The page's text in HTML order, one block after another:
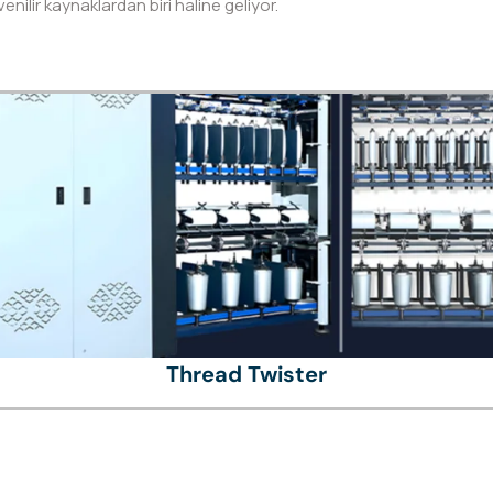
kaynaklardan biri haline geliyor.
Thread Twister